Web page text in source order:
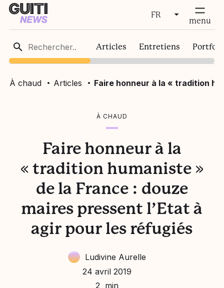
FR
FR
EN
fermer menu
Articles Entretiens
À chaud Articles Faire honneur à la « tradition
À CHAUD
Faire honneur à la
« tradition humaniste »
de la France : douze
maires pressent l’Etat à
agir pour les réfugiés
Ludivine Aurelle
24 avril 2019
2 min